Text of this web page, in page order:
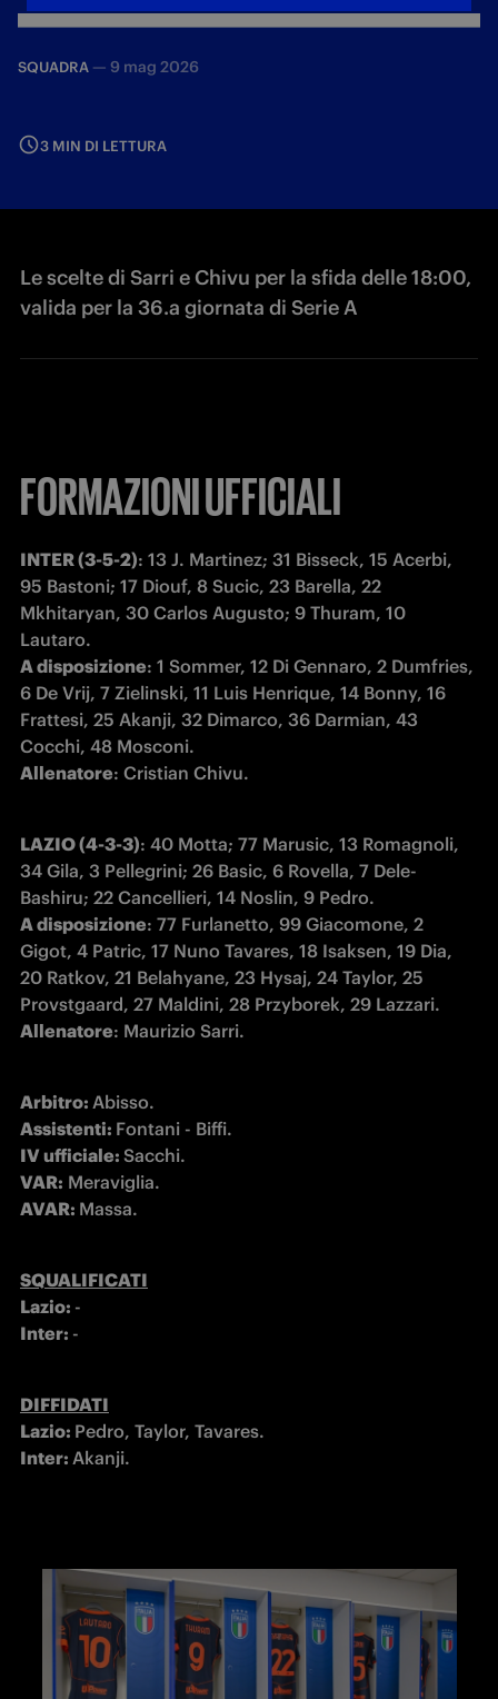
SQUADRA — 9 mag 2026
3 MIN DI LETTURA
Le scelte di Sarri e Chivu per la sfida delle 18:00,
valida per la 36.a giornata di Serie A
FORMAZIONI UFFICIALI
INTER (3-5-2): 13 J. Martinez; 31 Bisseck, 15 Acerbi,
95 Bastoni; 17 Diouf, 8 Sucic, 23 Barella, 22
Mkhitaryan, 30 Carlos Augusto; 9 Thuram, 10
A disposizione: 1 Sommer, 12 Di Gennaro, 2 Dumfries,
6 De Vrij, 7 Zielinski, 11 Luis Henrique, 14 Bonny, 16
Frattesi, 25 Akanji, 32 Dimarco, 36 Darmian, 43
Allenatore: Cristian Chivu.
LAZIO (4-3-3): 40 Motta; 77 Marusic, 13 Romagnoli,
34 Gila, 3 Pellegrini; 26 Basic, 6 Rovella, 7 Dele-
A disposizione: 77 Furlanetto, 99 Giacomone, 2
Gigot, 4 Patric, 17 Nuno Tavares, 18 Isaksen, 19 Dia,
20 Ratkov, 21 Belahyane, 23 Hysaj, 24 Taylor, 25
Provstgaard, 27 Maldini, 28 Przyborek, 29 Lazzari.
Allenatore: Maurizio Sarri.
Arbitro:
Assistenti:
IV ufficiale:
VAR:
AVAR: Massa.
SQUALIFICATI
Lazio:
Inter: -
DIFFIDATI
Lazio: Pedro, Taylor, Tavares.
Inter: Akanji.